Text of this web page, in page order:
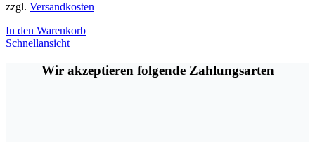
zzgl. Versandkosten
In den Warenkorb
Schnellansicht
Wir akzeptieren folgende Zahlungsarten